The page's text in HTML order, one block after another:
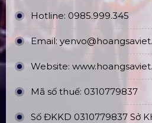
Hotline: 0985.999.345
Email:
Website:
Mã số thuế: 0310779837
Số ĐKKD 0310779837 Sở